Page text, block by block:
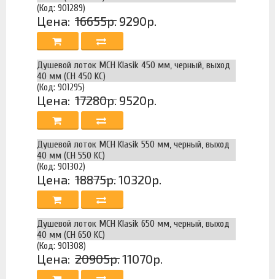
(Код: 901289)
Цена: 16655р. 9290р.
Душевой лоток MCH Klasik 450 мм, черный, выход
40 мм (CH 450 KC)
(Код: 901295)
Цена: 17280р. 9520р.
Душевой лоток MCH Klasik 550 мм, черный, выход
40 мм (CH 550 KC)
(Код: 901302)
Цена: 18875р.10320р.
Душевой лоток MCH Klasik 650 мм, черный, выход
40 мм (CH 650 KC)
(Код: 901308)
Цена: 20905р.11070р.